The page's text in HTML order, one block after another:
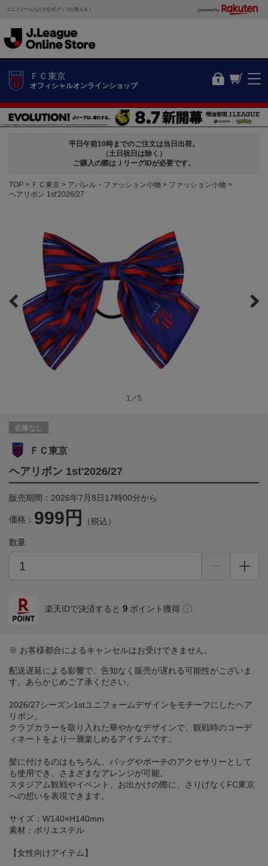
ユニフォームなどの公式グッズが買える！ powered by
ＦＣ東京
オフィシャルオンラインショップ
平日午前10時までのご注文は当日出荷。
（土日祝日は除く）
ご購入の際はＪリーグIDが必要です。
TOP ＦＣ東京 アパレル・ファッション小物
ファッション小物
ヘアリボン 1st'2026/27
1／5
在庫なし
ＦＣ東京
ヘアリボン 1st'2026/27
販売期間：2026年7月8日17時00分から
価格： 999円 （税込）
数量
楽天IDで決済すると 9 ポイント獲得
※ お客様都合によるキャンセルはお受けできません。
配送遅延による影響で、告知なく販売が遅れる可能性がございま
す。あらかじめご了承ください。
2026/27シーズン1stユニフォームデザインをモチーフにしたヘア
リボン。
クラブカラーを取り入れた華やかなデザインで、観戦時のコーデ
ィネートをより一層楽しめるアイテムです。
髪に付けるのはもちろん、バッグやポーチのアクセサリーとして
も使用でき、さまざまなアレンジが可能。
スタジアム観戦やイベント、お出かけの際に、さりげなくFC東京
への想いを表現できます。
サイズ：W140×H140mm
素材：ポリエステル
【女性向けアイテム】